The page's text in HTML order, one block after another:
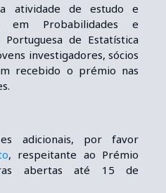
atividade de estudo e
em Probabilidades e
Portuguesa de Estatística
investigadores, sócios
recebido o prémio nas
adicionais, por favor
, respeitante ao Prémio
abertas até 15 de